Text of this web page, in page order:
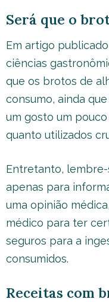
Será que o
Em artigo
ciências
que os brotos de
consumo, ainda
um gosto um
quanto utilizados
Entretanto,
apenas para
uma opinião
médico para ter
seguros para a
consumidos.
Receitas com